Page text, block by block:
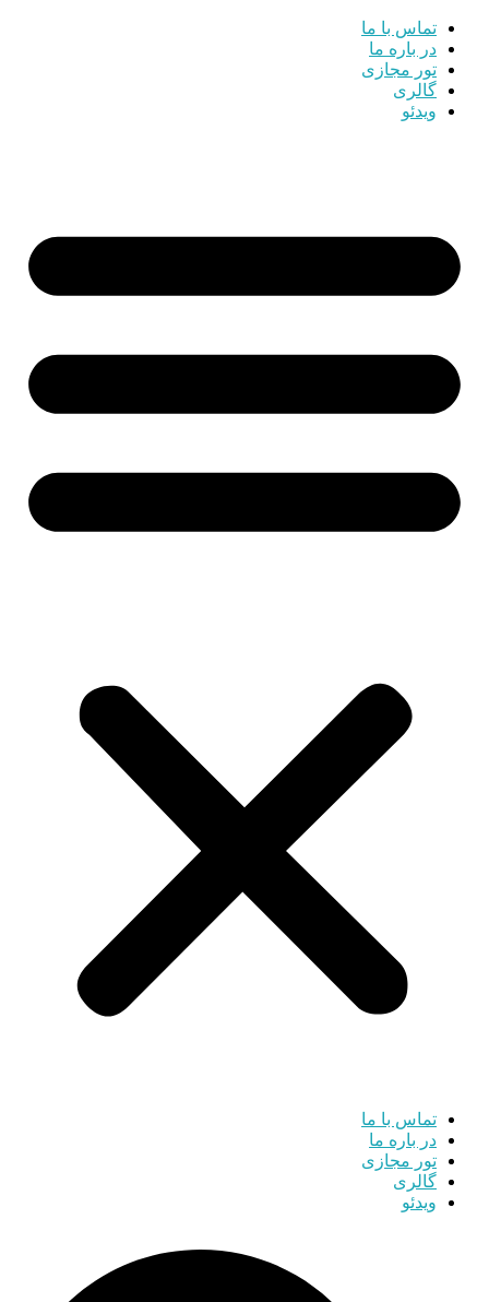
تماس با ما
در باره ما
تور مجازی
گالری
ویدئو
تماس با ما
در باره ما
تور مجازی
گالری
ویدئو